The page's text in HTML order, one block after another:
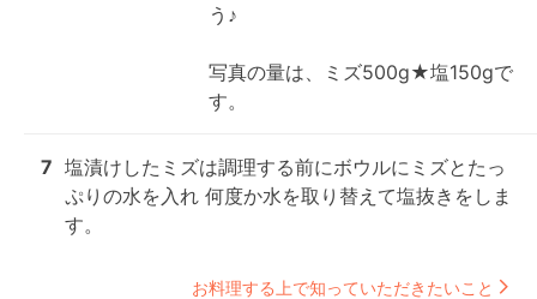
う♪
写真の量は、ミズ500g★塩150gで
す。
7 塩漬けしたミズは調理する前にボウルにミズとたっ
ぷりの水を入れ 何度か水を取り替えて塩抜きをしま
す。
お料理する上で知っていただきたいこと